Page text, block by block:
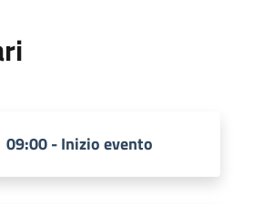
09:00 - Inizio evento